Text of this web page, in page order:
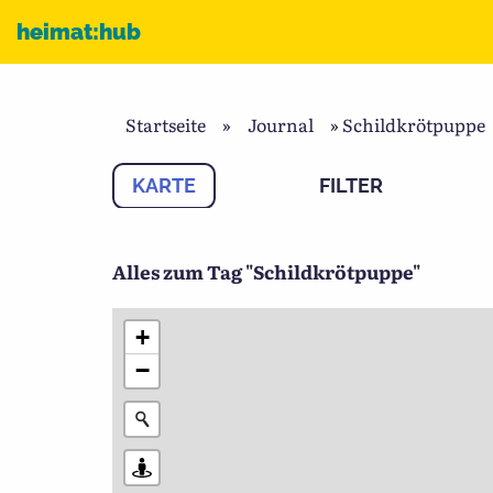
heimat:hub
Startseite » Journal » Schildkrötpuppe
KARTE FILTER
Alles zum Tag "Schildkrötpuppe"
+
−